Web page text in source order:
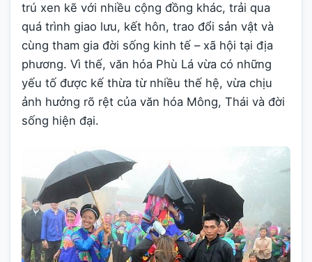
trú xen kẽ với nhiều cộng đồng khác, trải qua
quá trình giao lưu, kết hôn, trao đổi sản vật và
cùng tham gia đời sống kinh tế – xã hội tại địa
phương. Vì thế, văn hóa Phù Lá vừa có những
yếu tố được kế thừa từ nhiều thế hệ, vừa chịu
ảnh hưởng rõ rệt của văn hóa Mông, Thái và đời
sống hiện đại.